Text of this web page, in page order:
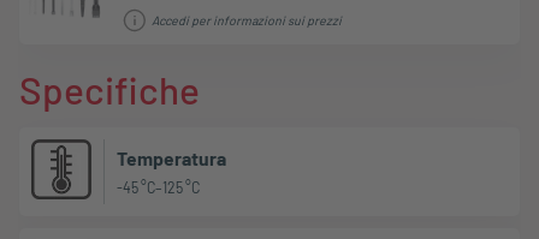
Accedi per informazioni sui prezzi
Specifiche
Temperatura
-45 °C–125 °C